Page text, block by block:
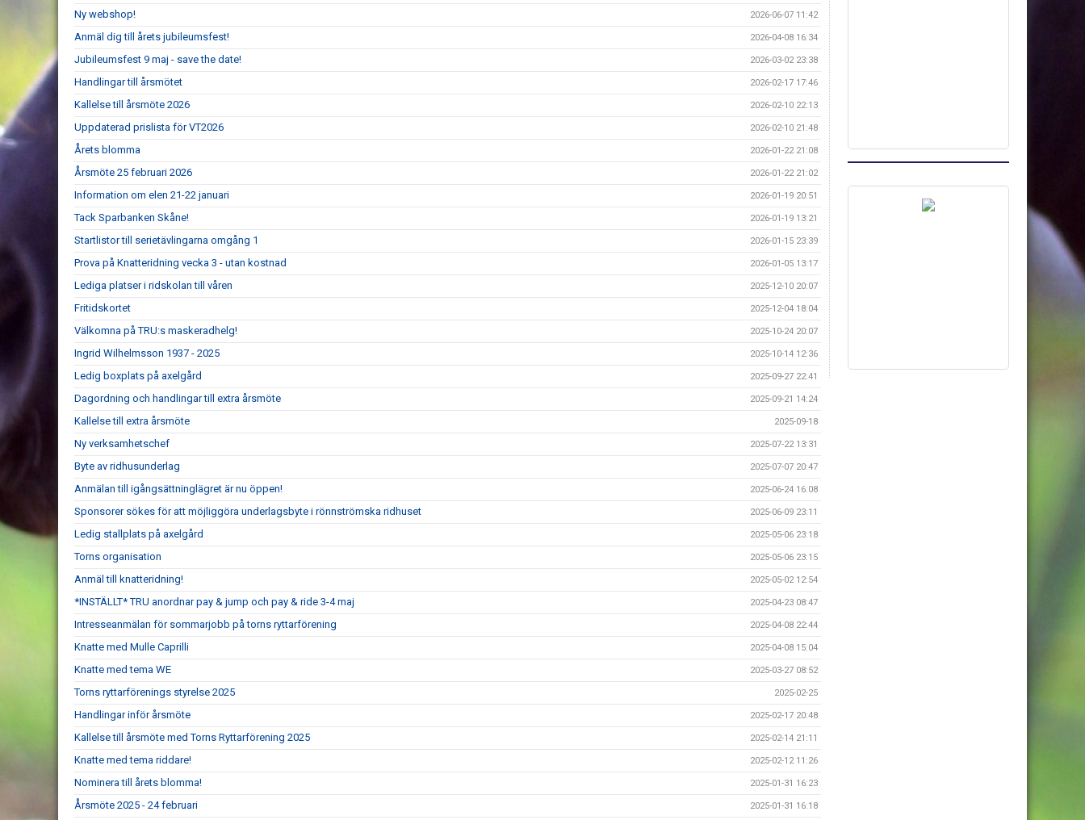
Ny webshop! 2026-06-07 11:42
Anmäl dig till årets jubileumsfest! 2026-04-08 16:34
Jubileumsfest 9 maj - save the date! 2026-03-02 23:38
Handlingar till årsmötet 2026-02-17 17:46
Kallelse till årsmöte 2026 2026-02-10 22:13
Uppdaterad prislista för VT2026 2026-02-10 21:48
Årets blomma 2026-01-22 21:08
Årsmöte 25 februari 2026 2026-01-22 21:02
Information om elen 21-22 januari 2026-01-19 20:51
Tack Sparbanken Skåne! 2026-01-19 13:21
Startlistor till serietävlingarna omgång 1 2026-01-15 23:39
Prova på Knatteridning vecka 3 - utan kostnad 2026-01-05 13:17
Lediga platser i ridskolan till våren 2025-12-10 20:07
Fritidskortet 2025-12-04 18:04
Välkomna på TRU:s maskeradhelg! 2025-10-24 20:07
Ingrid Wilhelmsson 1937 - 2025 2025-10-14 12:36
Ledig boxplats på axelgård 2025-09-27 22:41
Dagordning och handlingar till extra årsmöte 2025-09-21 14:24
Kallelse till extra årsmöte 2025-09-18
Ny verksamhetschef 2025-07-22 13:31
Byte av ridhusunderlag 2025-07-07 20:47
Anmälan till igångsättninglägret är nu öppen! 2025-06-24 16:08
Sponsorer sökes för att möjliggöra underlagsbyte i rönnströmska ridhuset 2025-06-09 23:11
Ledig stallplats på axelgård 2025-05-06 23:18
Torns organisation 2025-05-06 23:15
Anmäl till knatteridning! 2025-05-02 12:54
*INSTÄLLT* TRU anordnar pay & jump och pay & ride 3-4 maj 2025-04-23 08:47
Intresseanmälan för sommarjobb på torns ryttarförening 2025-04-08 22:44
Knatte med Mulle Caprilli 2025-04-08 15:04
Knatte med tema WE 2025-03-27 08:52
Torns ryttarförenings styrelse 2025 2025-02-25
Handlingar inför årsmöte 2025-02-17 20:48
Kallelse till årsmöte med Torns Ryttarförening 2025 2025-02-14 21:11
Knatte med tema riddare! 2025-02-12 11:26
Nominera till årets blomma! 2025-01-31 16:23
Årsmöte 2025 - 24 februari 2025-01-31 16:18